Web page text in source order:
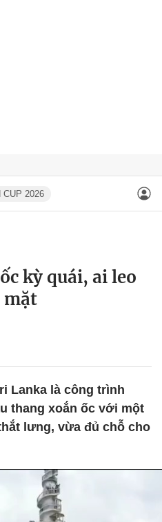
CUP 2026
kỳ quái, ai leo
mặt
Lanka là công trình
thang xoắn ốc với một
lưng, vừa đủ chỗ cho